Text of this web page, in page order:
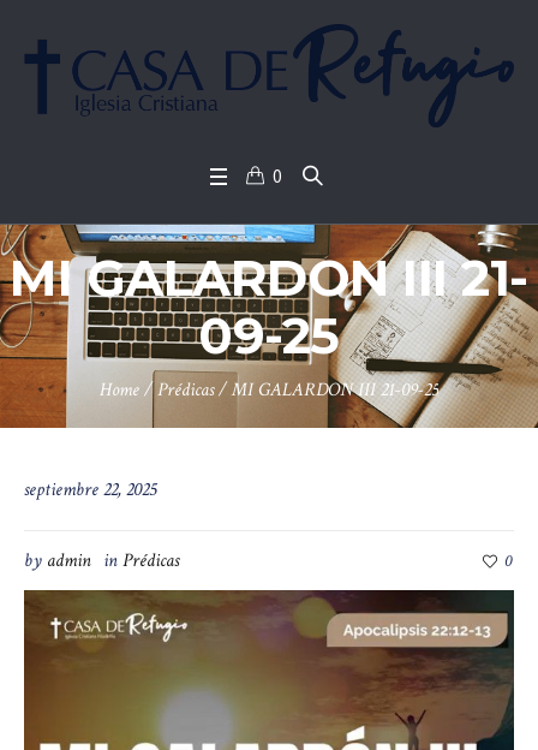
0
MI GALARDON III 21-
09-25
Home/Prédicas/MI GALARDON III 21-09-25
septiembre 22, 2025
by admin inPrédicas 0